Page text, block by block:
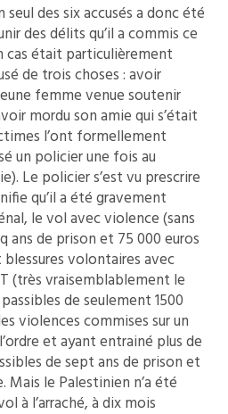
des six accusés a donc été
des délits qu’il a commis ce
cas était particulièrement
de trois choses : avoir
femme venue soutenir
mordu son amie qui s’était
l’ont formellement
un policier une fois au
Le policier s’est vu prescrire
qu’il a été gravement
le vol avec violence (sans
ans de prison et 75 000 euros
blessures volontaires avec
(très vraisemblablement le
de seulement 1500
violences commises sur un
et ayant entrainé plus de
de sept ans de prison et
Mais le Palestinien n’a été
à l’arraché, à dix mois